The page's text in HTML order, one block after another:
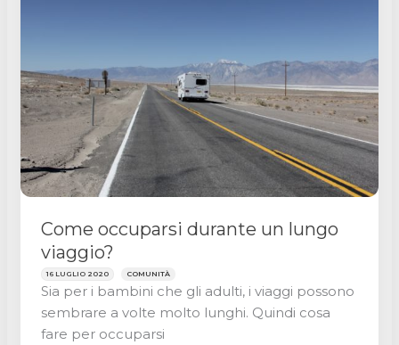
Come occuparsi durante un lungo
viaggio?
16 LUGLIO 2020 COMUNITÀ
Sia per i bambini che gli adulti, i viaggi possono
sembrare a volte molto lunghi. Quindi cosa
fare per occuparsi